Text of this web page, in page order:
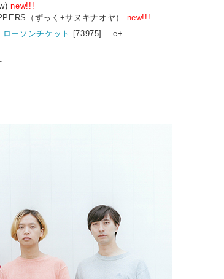
new!!!
（ずっく+サヌキナオヤ）
new!!!
ローソンチケット [73975] e+